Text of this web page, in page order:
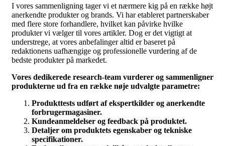
I vores sammenligning tager vi et nærmere kig på en række højt
anerkendte produkter og brands. Vi har etableret partnerskaber
med flere store forhandlere, hvilket kan påvirke hvilke
produkter vi vælger til vores artikler. Dog er det vigtigt at
understrege, at vores anbefalinger altid er baseret på
redaktionens uafhængige og professionelle vurdering af de
bedste produkter på markedet.
Vores dedikerede research-team vurderer og sammenligner
produkterne ud fra en række nøje udvalgte parametre:
Produkttests udført af ekspertkilder og anerkendte
forbrugermagasiner.
Kundeanmeldelser og feedback på produktet.
Detaljer om produktets egenskaber og tekniske
specifikationer.